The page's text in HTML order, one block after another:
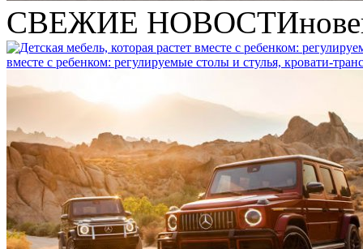
СВЕЖИЕ НОВОСТИ
вместе с ребенком: регулируемые столы и стулья, кровати-